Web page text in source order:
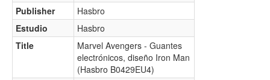
Publisher
Hasbro
Estudio
Hasbro
Title
Marvel Avengers - Guantes
electrónicos, diseño Iron Man
(Hasbro B0429EU4)